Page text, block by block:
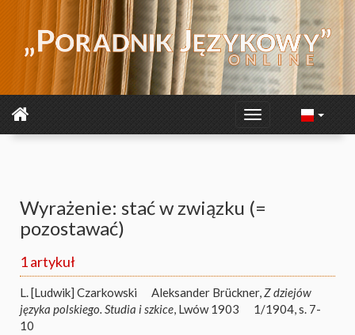
Wyrażenie: stać w związku (=
pozostawać)
1 artykuł
L. [Ludwik] Czarkowski Aleksander Brückner,Z dziejów
języka polskiego. Studia i szkice, Lwów 1903
1/1904, s. 7-
10